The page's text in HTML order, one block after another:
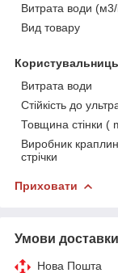
Витрата води (м3/
Вид товару
Витрата води
Стійкість до
Товщина стінки (
Виробник
стрічки
Приховати
Умови доставки
Нова Пошта